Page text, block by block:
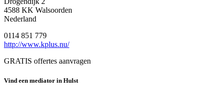
4588 KK Walsoorden
Nederland
0114 851 779
http://www.kplus.nu/
GRATIS offertes aanvragen
Vind een mediator in Hulst